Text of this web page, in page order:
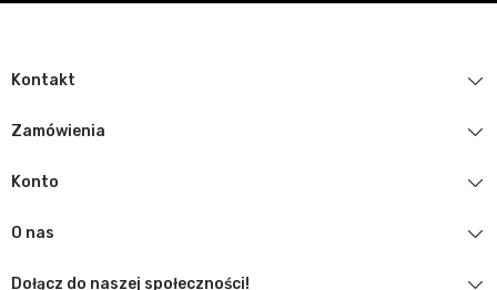
Kontakt
Zamówienia
Konto
O nas
Dołącz do naszej społeczności!